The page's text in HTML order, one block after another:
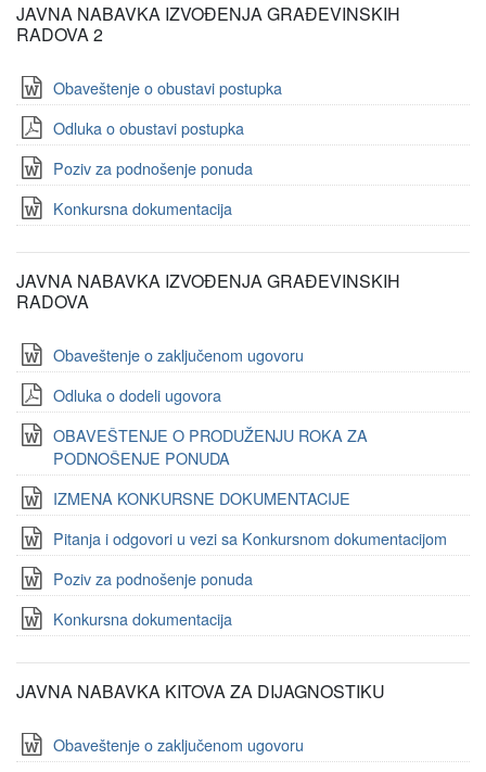
JAVNA NABAVKA IZVOĐENJA GRAĐEVINSKIH
RADOVA 2
Obaveštenje o obustavi postupka
Odluka o obustavi postupka
Poziv za podnošenje ponuda
Konkursna dokumentacija
JAVNA NABAVKA IZVOĐENJA GRAĐEVINSKIH
RADOVA
Obaveštenje o zaključenom ugovoru
Odluka o dodeli ugovora
OBAVEŠTENJE O PRODUŽENJU ROKA ZA
PODNOŠENJE PONUDA
IZMENA KONKURSNE DOKUMENTACIJE
Pitanja i odgovori u vezi sa Konkursnom dokumentacijom
Poziv za podnošenje ponuda
Konkursna dokumentacija
JAVNA NABAVKA KITOVA ZA DIJAGNOSTIKU
Obaveštenje o zaključenom ugovoru